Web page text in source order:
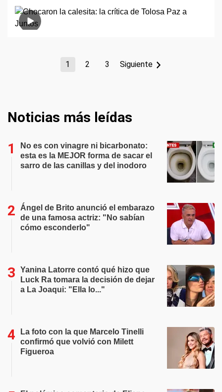
1 2 3 Siguiente
Noticias más leídas
No es con vinagre ni bicarbonato:
esta es la MEJOR forma de sacar el
sarro de las canillas y del inodoro
Ángel de Brito anunció el embarazo
de una famosa actriz: "No sabían
cómo esconderlo"
Yanina Latorre contó qué hizo que
Luck Ra tomara la decisión de dejar
a La Joaqui: "Ella lo..."
La foto con la que Marcelo Tinelli
confirmó que volvió con Milett
Figueroa